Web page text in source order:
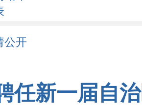
公开
任新一届自